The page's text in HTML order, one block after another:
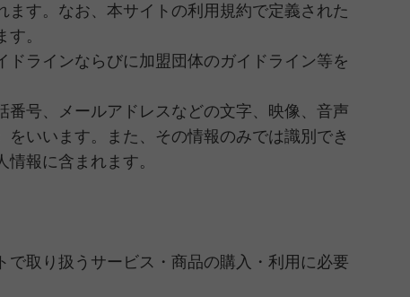
す。なお、本サイトの利用規約で定義された
。
ドラインならびに加盟団体のガイドライン等を
番号、メールアドレスなどの文字、映像、音声
いいます。また、その情報のみでは識別でき
報に含まれます。
で取り扱うサービス・商品の購入・利用に必要